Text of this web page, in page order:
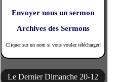
Envoyer nous un sermon
Archives des Sermons
Cliquer sur un nom si vous voulez télécharger!
Le Dernier Dimanche 20-12